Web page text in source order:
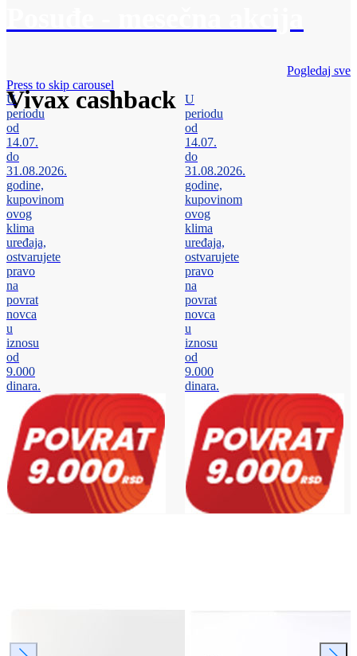
Vivax cashback
Pogledaj sve
Press to skip carousel
U
periodu
od
14.07.
do
31.08.2026.
godine,
kupovinom
ovog
klima
uređaja,
ostvarujete
pravo
na
povrat
novca
u
iznosu
od
9.000
dinara.
U
periodu
od
14.07.
do
31.08.2026.
godine,
kupovinom
ovog
klima
uređaja,
ostvarujete
pravo
na
povrat
novca
u
iznosu
od
9.000
dinara.